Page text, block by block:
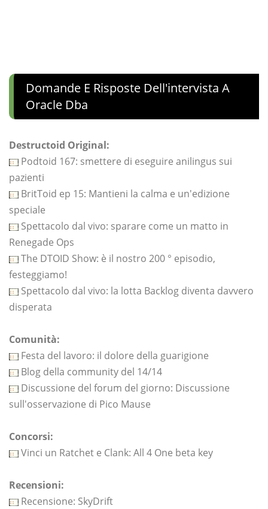
Domande E Risposte Dell'intervista A
Oracle Dba
Destructoid Original:
Podtoid 167: smettere di eseguire anilingus sui
pazienti
BritToid ep 15: Mantieni la calma e un'edizione
speciale
Spettacolo dal vivo: sparare come un matto in
Renegade Ops
The DTOID Show: è il nostro 200 ° episodio,
festeggiamo!
Spettacolo dal vivo: la lotta Backlog diventa davvero
disperata
Comunità:
Festa del lavoro: il dolore della guarigione
Blog della community del 14/14
Discussione del forum del giorno: Discussione
sull'osservazione di Pico Mause
Concorsi:
Vinci un Ratchet e Clank: All 4 One beta key
Recensioni:
Recensione: SkyDrift